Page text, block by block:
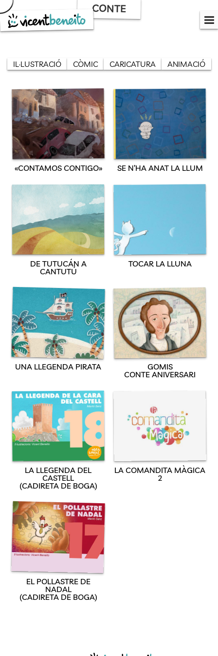
Skip
to
content
CONTE
IL·LUSTRACIÓ CÒMIC CARICATURA ANIMACIÓ
«CONTAMOS CONTIGO» SE N’HA ANAT LA LLUM
DE TUTUCÁN A
CANTUTÚ
TOCAR LA LLUNA
UNA LLEGENDA PIRATA
GOMIS
CONTE ANIVERSARI
LA LLEGENDA DEL
CASTELL
(CADIRETA DE BOGA)
LA COMANDITA MÀGICA
2
EL POLLASTRE DE
NADAL
(CADIRETA DE BOGA)